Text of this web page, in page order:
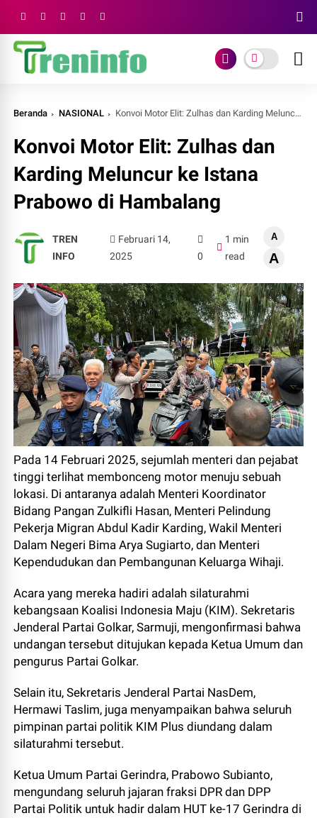
Beranda NASIONAL Konvoi Motor Elit: Zulhas dan Karding Meluncur ke Istana Prabowo di Hambalang
Konvoi Motor Elit: Zulhas dan
Karding Meluncur ke Istana
Prabowo di Hambalang
TREN
INFO
Februari 14,
2025
0
1 min
read
A
A
Pada 14 Februari 2025, sejumlah menteri dan pejabat
tinggi terlihat membonceng motor menuju sebuah
lokasi. Di antaranya adalah Menteri Koordinator
Bidang Pangan Zulkifli Hasan, Menteri Pelindung
Pekerja Migran Abdul Kadir Karding, Wakil Menteri
Dalam Negeri Bima Arya Sugiarto, dan Menteri
Kependudukan dan Pembangunan Keluarga Wihaji.
Acara yang mereka hadiri adalah silaturahmi
kebangsaan Koalisi Indonesia Maju (KIM). Sekretaris
Jenderal Partai Golkar, Sarmuji, mengonfirmasi bahwa
undangan tersebut ditujukan kepada Ketua Umum dan
pengurus Partai Golkar.
Selain itu, Sekretaris Jenderal Partai NasDem,
Hermawi Taslim, juga menyampaikan bahwa seluruh
pimpinan partai politik KIM Plus diundang dalam
silaturahmi tersebut.
Ketua Umum Partai Gerindra, Prabowo Subianto,
mengundang seluruh jajaran fraksi DPR dan DPP
Partai Politik untuk hadir dalam HUT ke-17 Gerindra di